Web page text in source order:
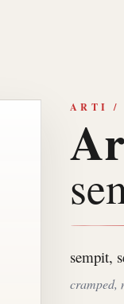
ARTI /
sempit,
cramped,